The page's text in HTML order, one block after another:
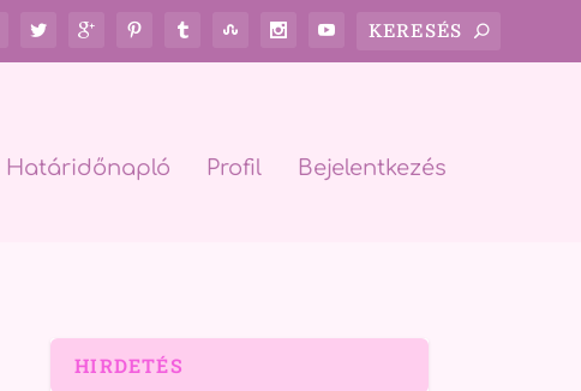
Határidőnapló Profil Bejelentkezés
HIRDETÉS